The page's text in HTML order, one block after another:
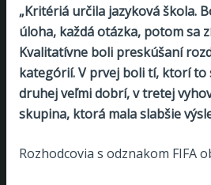
„Kritériá určila jazyková škola.
úloha, každá otázka, potom sa
Kvalitatívne boli preskúšaní
kategórií. V prvej boli tí, ktorí to
druhej veľmi dobrí, v tretej
skupina, ktorá mala slabšie
Rozhodcovia s odznakom FIFA